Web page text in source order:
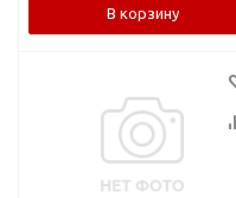
В корзину